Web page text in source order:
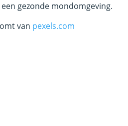
gezonde mondomgeving.
van pexels.com